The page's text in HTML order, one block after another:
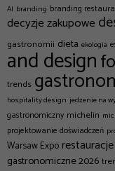
AI branding branding
decyzje zakupowe
gastronomii dieta ekologia
and design
trends
hospitality design jedzenie na
gastronomiczny michelin
projektowanie doświadczeń
Warsaw Exporestauracje
gastronomiczne 2026